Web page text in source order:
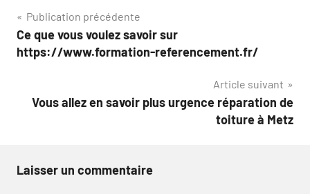
Navigation
de
Publication précédente
Ce que vous voulez savoir sur
https://www.formation-referencement.fr/
Article suivant
Vous allez en savoir plus urgence réparation de
toiture à Metz
Laisser un commentaire